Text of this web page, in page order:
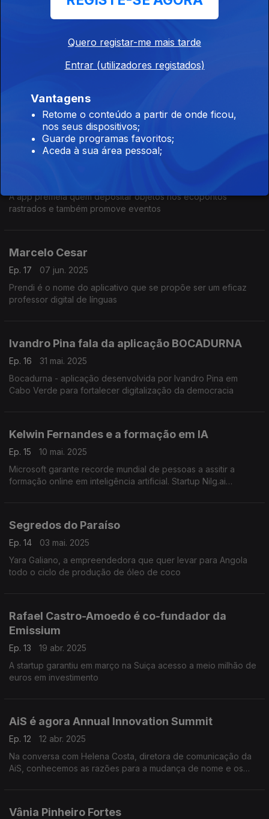
Irene Cacombe, coordenadora da Academia
Robótica
Afonso Ravasco leva-nos a conhecer a
A app premeia quem depositar objetos nos ecopontos
rastrados e também promove eventos
Marcelo Cesar
Ep. 17
07 jun. 2025
Prendi é o nome do aplicativo que se propõe ser um eficaz
professor digital de línguas
Ivandro Pina fala da aplicação BOCADURNA
Ep. 16
31 mai. 2025
Bocadurna - aplicação desenvolvida por Ivandro Pina em
Cabo Verde para fortalecer digitalização da democracia
Kelwin Fernandes e a formação em IA
Ep. 15
10 mai. 2025
Microsoft garante recorde mundial de pessoas a assitir a
formação online em inteligência artificial. Startup Nilg.ai
Segredos do Paraíso
Ep. 14
03 mai. 2025
Yara Galiano, a empreendedora que quer levar para Angola
todo o ciclo de produção de óleo de coco
Rafael Castro-Amoedo é co-fundador da
Emissium
Ep. 13
19 abr. 2025
A startup garantiu em março na Suiça acesso a meio milhão de
euros em investimento
AiS é agora Annual Innovation Summit
Ep. 12
12 abr. 2025
Na conversa com Helena Costa, diretora de comunicação da
AiS, conhecemos as razões para a mudança de nome e os
Vânia Pinheiro Fortes
Quero registar-me mais tarde
Entrar (utilizadores registados)
Vantagens
Retome o conteúdo a partir de onde ficou,
nos seus dispositivos;
Guarde programas favoritos;
Aceda à sua área pessoal;